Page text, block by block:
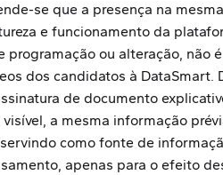
se que a presença na
e funcionamento da
ou alteração,
dos candidatos à
de documento
a mesma informação
como fonte de
apenas para o efeito